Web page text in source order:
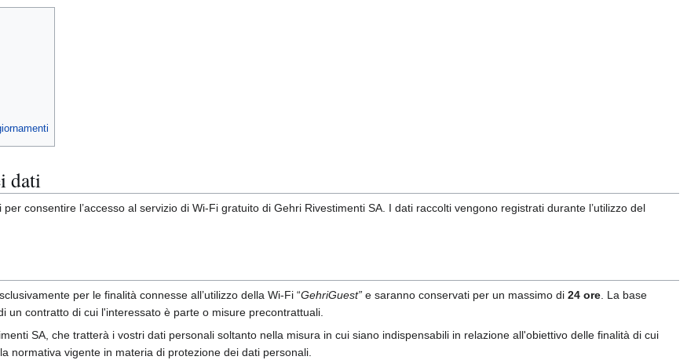
dati
consentire l’accesso al servizio di Wi-Fi gratuito di Gehri Rivestimenti SA. I dati raccolti vengono registrati durante l’utilizzo del
per le finalità connesse all’utilizzo della Wi-Fi “GehriGuest” e saranno conservati per un massimo di 24 ore . La base
un contratto di cui l'interessato è parte o misure precontrattuali.
SA, che tratterà i vostri dati personali soltanto nella misura in cui siano indispensabili in relazione all'obiettivo delle finalità di cui
normativa vigente in materia di protezione dei dati personali.